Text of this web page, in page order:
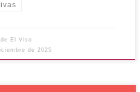
El Viso
de 2025